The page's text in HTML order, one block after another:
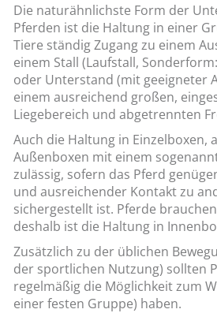
Die naturähnlichste Form der
Pferden ist die Haltung in einer
Tiere ständig Zugang zu einem
einem Stall (Laufstall,
oder Unterstand (mit geeigneter
einem ausreichend großen,
Liegebereich und abgetrennten
Auch die Haltung in Einzelboxen,
Außenboxen mit einem
zulässig, sofern das Pferd
und ausreichender Kontakt zu
sichergestellt ist. Pferde
deshalb ist die Haltung in
Zusätzlich zu der üblichen
der sportlichen Nutzung) sollten
regelmäßig die Möglichkeit zum
einer festen Gruppe) haben.